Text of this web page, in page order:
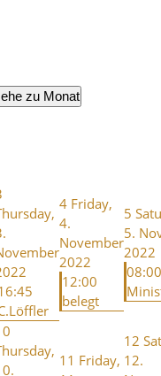
zu Monat
4 Friday,
4.
November
2022
12:00
belegt
5
5.
2022
08:00
11 Friday,
12
12.